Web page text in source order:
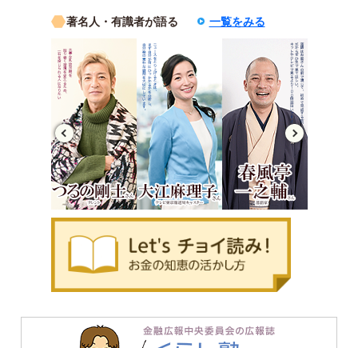
著名人・有識者が語る 一覧をみる